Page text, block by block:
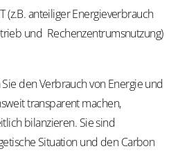
(z.B. anteiliger Energieverbrauch
und Rechenzentrumsnutzung)
den Verbrauch von Energie und
transparent machen,
bilanzieren. Sie sind
Situation und den Carbon